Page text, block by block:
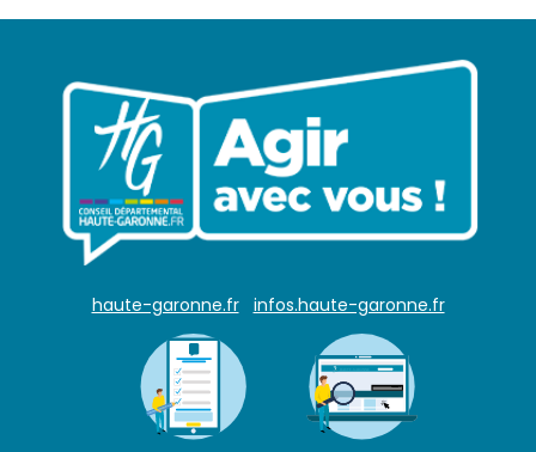
haute-garonne.fr infos.haute-garonne.fr